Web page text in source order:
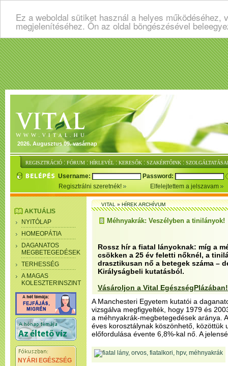
Ez a weboldal sütiket használ a helyes
megjelenítéséhez. Ön az oldal böngészésével
2026. Augusztus 09. vasárnap
REGISZTRÁCIÓ : FÓRUM : HÍRLEVÉL : KERESŐK : SZAKÉRTŐINK :
Username:
Password:
Regisztrálni szeretnék!
Elfelejtettem a jelszavam
AKTUÁLIS
NYITÓLAP
HOMEOPÁTIA
DAGANATOS
MEGBETEGEDÉSEK
TERHESSÉG
A MAGAS
KOLESZTERINSZINT
NYÁRI EGÉSZSÉG
VITAL»HÍREK ARCHÍVUM
Méhnyakrák: Veszélyben a tinilányok!
Rossz hír a fiatal lányoknak: míg a
csökken a 25 év feletti nőknél, a
drasztikusan nő a betegek száma –
Királyságbeli kutatásból.
Vásároljon a Vital EgészségPlázában!
A Manchesteri Egyetem kutatói a
vizsgálva megfigyelték, hogy 1979 és
a méhnyakrák-megbetegedések aránya.
éves korosztálynak köszönhető, közöttük
előfordulása évente 6,8%-kal nő. A